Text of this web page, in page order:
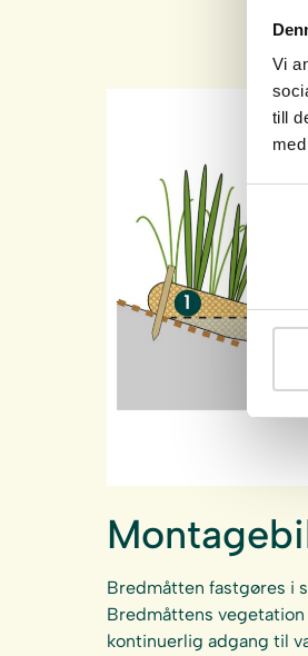
Vi
till
Bredmåtten fastgøres i
Bredmåttens
kontinuerlig adgang til